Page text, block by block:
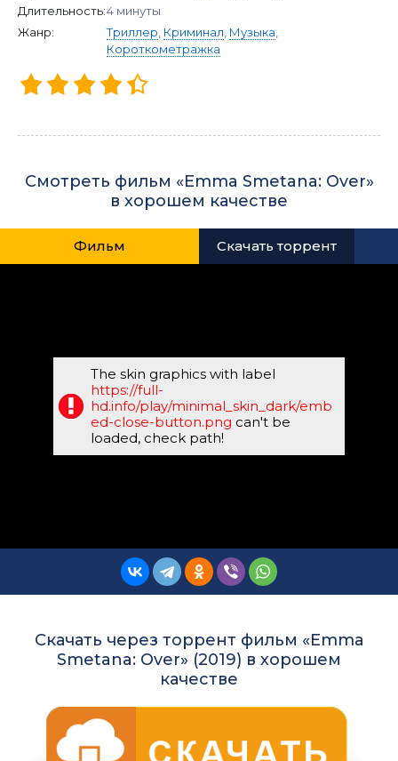
Длительность:4 минуты
Жанр:
Триллер Криминал Музыка
Короткометражка
Смотреть фильм «Emma Smetana: Over»
в хорошем качестве
Фильм Скачать торрент
The skin graphics with label
https://full-
hd.info/play/minimal_skin_dark/emb
ed-close-button.png can't be
loaded, check path!
Скачать через торрент фильм «Emma
Smetana: Over» (2019) в хорошем
качестве